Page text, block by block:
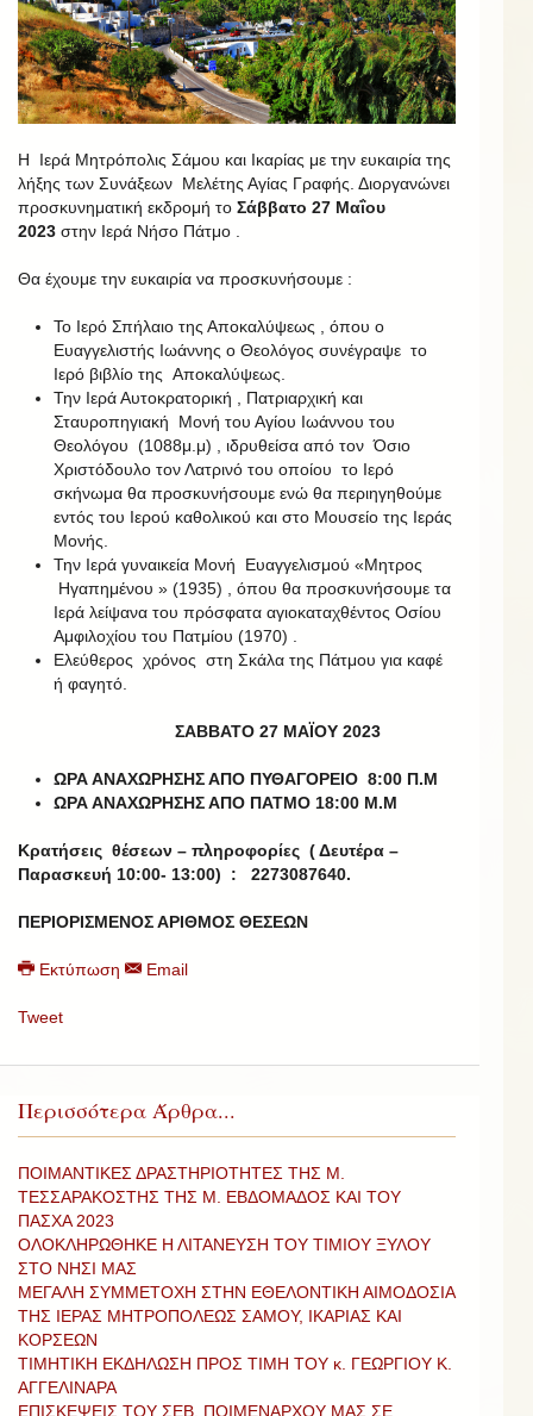
Η Ιερά Μητρόπολις Σάμου και Ικαρίας με την ευκαιρία της
λήξης των Συνάξεων Μελέτης Αγίας Γραφής. Διοργανώνει
προσκυνηματική εκδρομή το Σάββατο 27 Μαΐου
2023 στην Ιερά Νήσο Πάτμο .
Θα έχουμε την ευκαιρία να προσκυνήσουμε :
Το Ιερό Σπήλαιο της Αποκαλύψεως , όπου ο
Ευαγγελιστής Ιωάννης ο Θεολόγος συνέγραψε το
Ιερό βιβλίο της Αποκαλύψεως.
Την Ιερά Αυτοκρατορική , Πατριαρχική και
Σταυροπηγιακή Μονή του Αγίου Ιωάννου του
Θεολόγου (1088μ.μ) , ιδρυθείσα από τον Όσιο
Χριστόδουλο τον Λατρινό του οποίου το Ιερό
σκήνωμα θα προσκυνήσουμε ενώ θα περιηγηθούμε
εντός του Ιερού καθολικού και στο Μουσείο της Ιεράς
Μονής.
Την Ιερά γυναικεία Μονή Ευαγγελισμού «Μητρος
Ηγαπημένου » (1935) , όπου θα προσκυνήσουμε τα
Ιερά λείψανα του πρόσφατα αγιοκαταχθέντος Οσίου
Αμφιλοχίου του Πατμίου (1970) .
Ελεύθερος χρόνος στη Σκάλα της Πάτμου για καφέ
ή φαγητό.
ΣΑΒΒΑΤΟ 27 ΜΑΪΟΥ 2023
ΩΡΑ ΑΝΑΧΩΡΗΣΗΣ ΑΠΟ ΠΥΘΑΓΟΡΕΙΟ 8:00 Π.Μ
ΩΡΑ ΑΝΑΧΩΡΗΣΗΣ ΑΠΟ ΠΑΤΜΟ 18:00 Μ.Μ
Κρατήσεις θέσεων – πληροφορίες ( Δευτέρα –
Παρασκευή 10:00- 13:00) : 2273087640.
ΠΕΡΙΟΡΙΣΜΕΝΟΣ ΑΡΙΘΜΟΣ ΘΕΣΕΩΝ
Εκτύπωση Email
Tweet
Περισσότερα Άρθρα...
ΠΟΙΜΑΝΤΙΚΕΣ ΔΡΑΣΤΗΡΙΟΤΗΤΕΣ ΤΗΣ Μ.
ΤΕΣΣΑΡΑΚΟΣΤΗΣ ΤΗΣ Μ. ΕΒΔΟΜΑΔΟΣ ΚΑΙ ΤΟΥ
ΠΑΣΧΑ 2023
ΟΛΟΚΛΗΡΩΘΗΚΕ Η ΛΙΤΑΝΕΥΣΗ ΤOY ΤΙΜΙΟΥ ΞΥΛΟΥ
ΣΤΟ ΝΗΣΙ ΜΑΣ
ΜΕΓΑΛΗ ΣΥΜΜΕΤΟΧΗ ΣΤΗΝ ΕΘΕΛΟΝΤΙΚΗ ΑΙΜΟΔΟΣΙΑ
ΤΗΣ ΙΕΡΑΣ ΜΗΤΡΟΠΟΛΕΩΣ ΣΑΜΟΥ, ΙΚΑΡΙΑΣ ΚΑΙ
ΚΟΡΣΕΩΝ
ΤΙΜΗΤΙΚΗ ΕΚΔΗΛΩΣΗ ΠΡΟΣ ΤΙΜΗ ΤΟΥ κ. ΓΕΩΡΓΙΟΥ Κ.
ΑΓΓΕΛΙΝΑΡΑ
ΕΠΙΣΚΕΨΕΙΣ ΤΟΥ ΣΕΒ. ΠΟΙΜΕΝΑΡΧΟΥ ΜΑΣ ΣΕ